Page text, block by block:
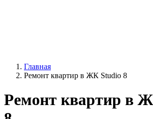
Главная
Ремонт квартир в ЖК Studio 8
Ремонт квартир в